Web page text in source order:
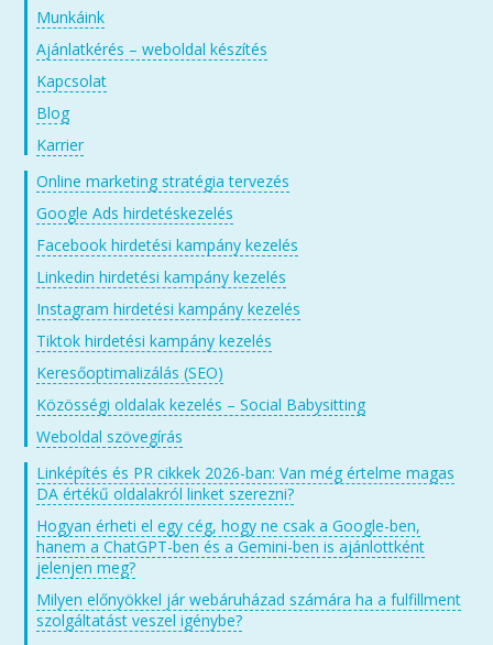
Munkáink
Ajánlatkérés – weboldal készítés
Kapcsolat
Blog
Karrier
Online marketing stratégia tervezés
Google Ads hirdetéskezelés
Facebook hirdetési kampány kezelés
Linkedin hirdetési kampány kezelés
Instagram hirdetési kampány kezelés
Tiktok hirdetési kampány kezelés
Keresőoptimalizálás (SEO)
Közösségi oldalak kezelés – Social Babysitting
Weboldal szövegírás
Linképítés és PR cikkek 2026-ban: Van még értelme magas
DA értékű oldalakról linket szerezni?
Hogyan érheti el egy cég, hogy ne csak a Google-ben,
hanem a ChatGPT-ben és a Gemini-ben is ajánlottként
jelenjen meg?
Milyen előnyökkel jár webáruházad számára ha a fulfillment
szolgáltatást veszel igénybe?